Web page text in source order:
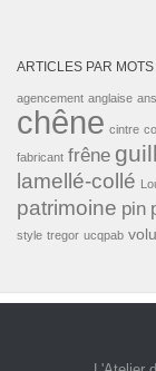
ARTICLES PAR
agencement anglaise
chêne cintre
fabricant frêne
lamellé-collé
patrimoine pin
style tregor ucqpab